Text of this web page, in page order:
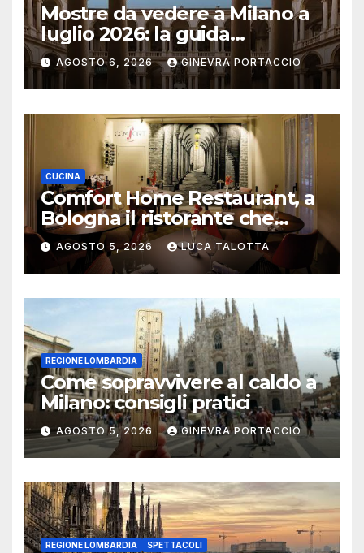
Mostre da vedere a Milano a
luglio 2026: la guida
aggiornata
AGOSTO 6, 2026 GINEVRA PORTACCIO
CUCINA
Comfort Home Restaurant, a
Bologna il ristorante che
trasforma l’ospitalità in
un’esperienza di casa
AGOSTO 5, 2026 LUCA TALOTTA
REGIONE LOMBARDIA
Come sopravvivere al caldo a
Milano: consigli pratici
AGOSTO 5, 2026 GINEVRA PORTACCIO
REGIONE LOMBARDIA SPETTACOLI